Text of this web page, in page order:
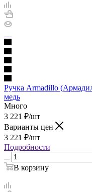
Ручка Armadillo
медь
Много
3 221 ₽/шт
Варианты цен
3 221 ₽/шт
Подробности
В корзину